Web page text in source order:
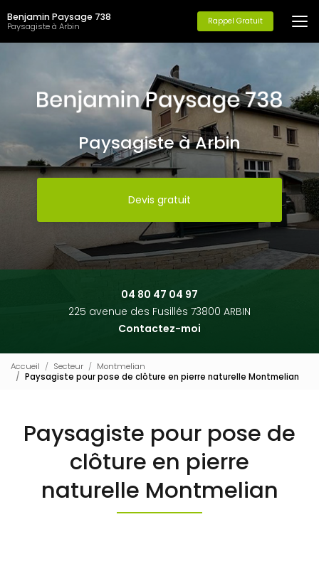
au
contenu
principal
Benjamin Paysage 738
Paysagiste à Arbin Rappel Gratuit
Paysagiste à Arbin
Devis gratuit
04 80 47 04 97
225 avenue des Fusillés 73800 ARBIN
Contactez-moi
Accueil Secteur
Montmelian
Paysagiste pour pose de clôture en pierre naturelle Montmelian
Paysagiste pour pose de
clôture en pierre
naturelle Montmelian